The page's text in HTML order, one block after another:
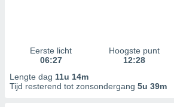
Eerste licht
06:27
Hoogste punt
12:28
Lengte dag 11u 14m
Tijd resterend tot zonsondergang 5u 39m